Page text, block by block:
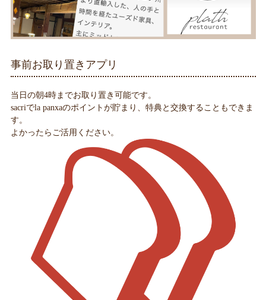
事前お取り置きアプリ
当日の朝4時までお取り置き可能です。
sacriでla panxaのポイントが貯まり、特典と交換することもできま
す。
よかったらご活用ください。